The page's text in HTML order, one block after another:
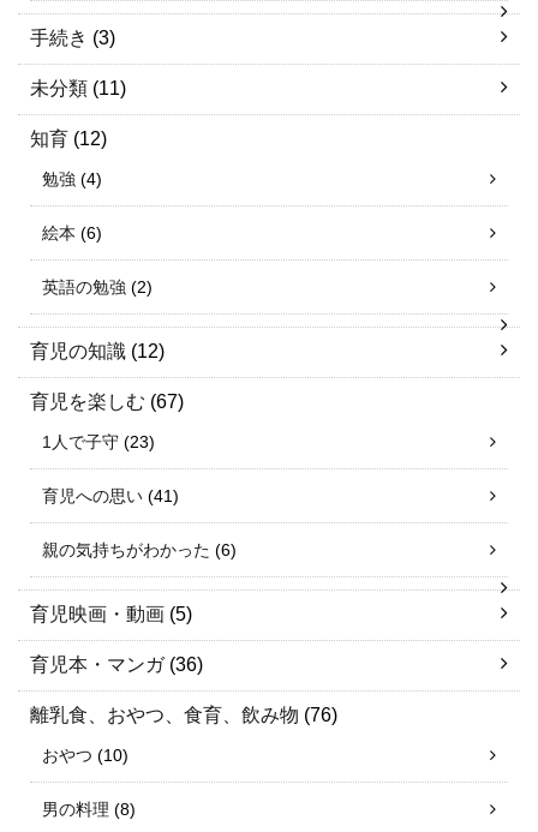
手続き (3)
未分類 (11)
知育 (12)
勉強 (4)
絵本 (6)
英語の勉強 (2)
育児の知識 (12)
育児を楽しむ (67)
1人で子守 (23)
育児への思い (41)
親の気持ちがわかった (6)
育児映画・動画 (5)
育児本・マンガ(36)
離乳食、おやつ、食育、飲み物 (76)
おやつ (10)
男の料理 (8)